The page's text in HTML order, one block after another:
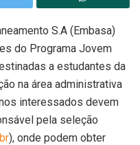
S.A (Embasa)
do Programa Jovem
a estudantes da
na área administrativa
interessados devem
pela seleção
), onde podem obter